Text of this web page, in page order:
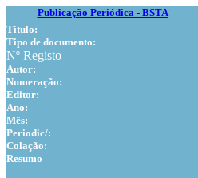
Publicação Periódica - BSTA
Titulo:
Tipo de documento:
Nº Registo
Autor:
Numeração:
Editor:
Ano:
Mês:
Periodic/:
Colação:
Resumo